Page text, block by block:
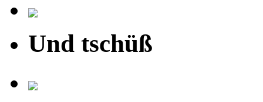
Und tschüß